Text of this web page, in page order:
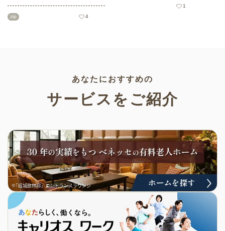
う高齢者向けイラスト素材か
ら、ハロウィンにちなんだおば
zip 4
グメモリのトレーニングとして
1
あなたにおすすめの
サービスをご紹介